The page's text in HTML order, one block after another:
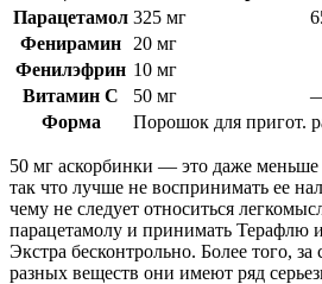
Парацетамол 325 мг
Фенирамин
20 мг
Фенилэфрин 10 мг
Витамин C
50 мг
Форма
Порошок для пригот.
50 мг аскорбинки — это даже меньше
так что лучше не воспринимать ее
чему не следует относиться
парацетамолу и принимать Терафлю
Экстра бесконтрольно. Более того,
разных веществ они имеют ряд